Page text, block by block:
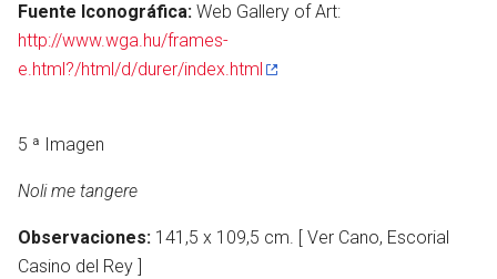
Fuente Iconográfica: Web Gallery of Art:
http://www.wga.hu/frames-
e.html?/html/d/durer/index.html
5 ª Imagen
Noli me tangere
Observaciones: 141,5 x 109,5 cm. [ Ver Cano, Escorial
Casino del Rey ]